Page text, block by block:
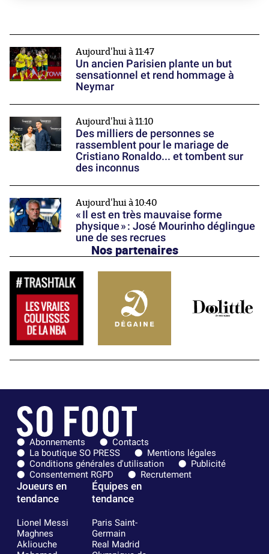
Aujourd'hui à 11:47
Un ancien Parisien plante un but
sensationnel et rend hommage à
Neymar
Aujourd'hui à 11:10
Des milliers de personnes se
rassemblent pour le mariage de
Cristiano Ronaldo... et tombent sur
des inconnus
Aujourd'hui à 10:40
« Il est en très mauvaise forme
physique » : José Mourinho déglingue
une de ses recrues
Nos partenaires
Abonnements
Contacts
La boutique SO PRESS
Mentions légales
Conditions générales d'utilisation
Publicité
Consentement RGPD
Recrutement
Joueurs en
tendance
Lionel Messi
Maghnes
Akliouche
Équipes en
tendance
Paris Saint-
Germain
Real Madrid